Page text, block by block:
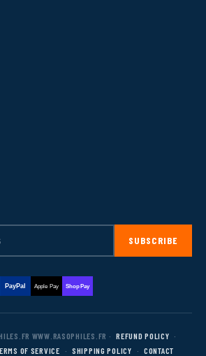
SUBSCRIBE
PayPal Apple Pay Shop Pay
WWW.RASOPHILES.FR · REFUND POLICY ·
OF SERVICE · SHIPPING POLICY · CONTACT